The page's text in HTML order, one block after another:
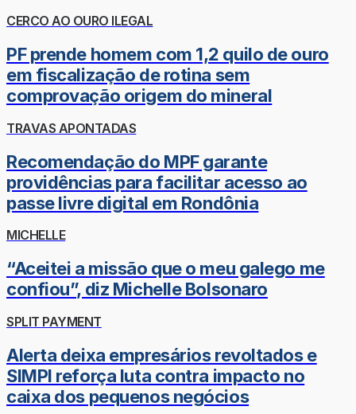
CERCO AO OURO ILEGAL
PF prende homem com 1,2 quilo de ouro
em fiscalização de rotina sem
comprovação origem do mineral
TRAVAS APONTADAS
Recomendação do MPF garante
providências para facilitar acesso ao
passe livre digital em Rondônia
MICHELLE
“Aceitei a missão que o meu galego me
confiou”, diz Michelle Bolsonaro
SPLIT PAYMENT
Alerta deixa empresários revoltados e
SIMPI reforça luta contra impacto no
caixa dos pequenos negócios